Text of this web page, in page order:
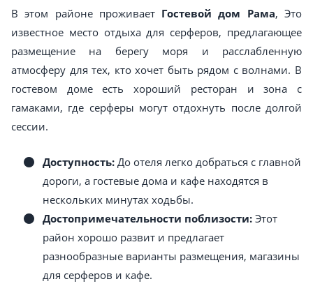
В этом районе проживает Гостевой дом Рама, Это
известное место отдыха для серферов, предлагающее
размещение на берегу моря и расслабленную
атмосферу для тех, кто хочет быть рядом с волнами. В
гостевом доме есть хороший ресторан и зона с
гамаками, где серферы могут отдохнуть после долгой
сессии.
Доступность: До отеля легко добраться с главной
дороги, а гостевые дома и кафе находятся в
нескольких минутах ходьбы.
Достопримечательности поблизости: Этот
район хорошо развит и предлагает
разнообразные варианты размещения, магазины
для серферов и кафе.